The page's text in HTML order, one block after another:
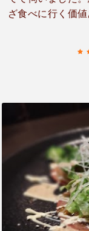
ざ食べに行く価
ョップは2本で一
ジューシー。ラ
みだけがぎゅっ
とスパイスの香
で、柔らかさと
く、「美味しい
の。これは間違
上の満足感。サ
て締めのガーリ
円いかないのも